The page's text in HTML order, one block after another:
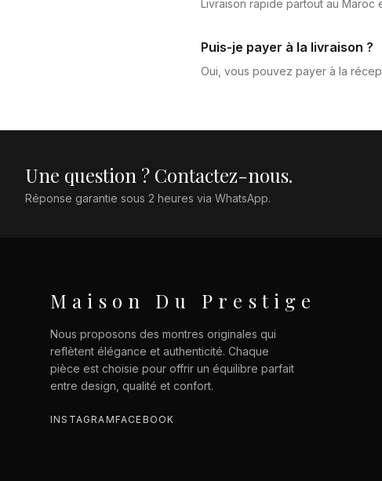
Livraison rapide partout au Maroc
Puis-je payer à la livraison ?
Oui, vous pouvez payer à la
Une question ? Contactez-nous.
Réponse garantie sous 2 heures via WhatsApp.
Maison Du Prestige
Nous proposons des montres originales qui
reflètent élégance et authenticité. Chaque
pièce est choisie pour offrir un équilibre parfait
entre design, qualité et confort.
INSTAGRAMFACEBOOK